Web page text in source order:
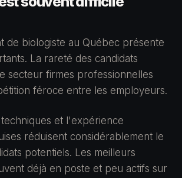
de biologiste au Québec présente
La rareté des candidats
secteur firmes professionnelles
féroce entre les employeurs.
et l'expérience
réduisent considérablement le
potentiels. Les meilleurs
déjà en poste et peu actifs sur